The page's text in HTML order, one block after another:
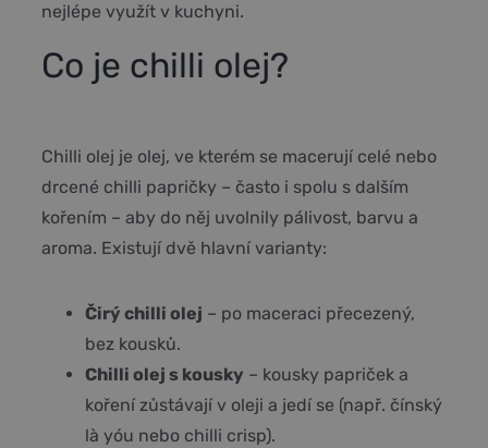
nejlépe využít v kuchyni.
Co je chilli olej?
Chilli olej je olej, ve kterém se macerují celé nebo
drcené chilli papričky – často i spolu s dalším
kořením – aby do něj uvolnily pálivost, barvu a
aroma. Existují dvě hlavní varianty:
Čirý chilli olej – po maceraci přecezený,
bez kousků.
Chilli olej s kousky – kousky papriček a
koření zůstávají v oleji a jedí se (např. čínský
là yóu nebo chilli crisp).